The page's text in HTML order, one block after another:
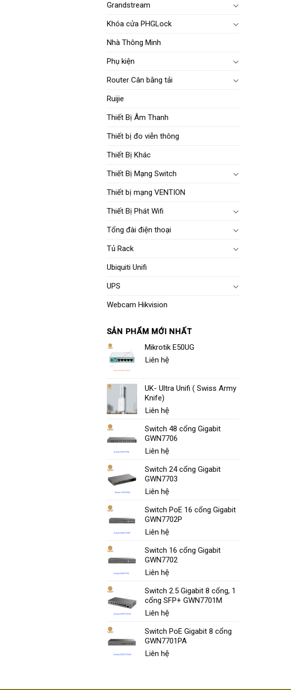
Grandstream
Khóa cửa PHGLock
Nhà Thông Minh
Phụ kiện
Router Cân bằng tải
Ruijie
Thiết Bị Âm Thanh
Thiết bị đo viễn thông
Thiết Bị Khác
Thiết Bị Mạng Switch
Thiết bị mạng VENTION
Thiết Bị Phát Wifi
Tổng đài điện thoại
Tủ Rack
Ubiquiti Unifi
UPS
Webcam Hikvision
SẢN PHẨM MỚI NHẤT
Mikrotik E50UG
Liên hệ
UK- Ultra Unifi ( Swiss Army
Knife)
Liên hệ
Switch 48 cổng Gigabit
GWN7706
Liên hệ
Switch 24 cổng Gigabit
GWN7703
Liên hệ
Switch PoE 16 cổng Gigabit
GWN7702P
Liên hệ
Switch 16 cổng Gigabit
GWN7702
Liên hệ
Switch 2.5 Gigabit 8 cổng, 1
cổng SFP+ GWN7701M
Liên hệ
Switch PoE Gigabit 8 cổng
GWN7701PA
Liên hệ